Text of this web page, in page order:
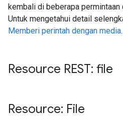
kembali di beberapa permintaan
Untuk mengetahui detail
Memberi perintah dengan media.
Resource REST: file
Resource: File